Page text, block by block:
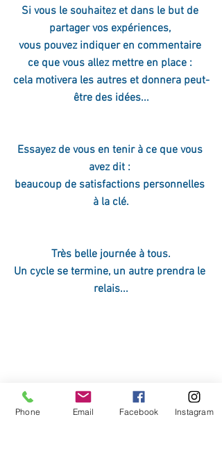
Si vous le souhaitez et dans le but de
partager vos expériences,
vous pouvez indiquer en commentaire
ce que vous allez mettre en place :
cela motivera les autres et donnera peut-
être des idées...
Essayez de vous en tenir à ce que vous
avez dit :
beaucoup de satisfactions personnelles
à la clé.
Très belle journée à tous.
Un cycle se termine, un autre prendra le
relais...
Phone Email Facebook Instagram